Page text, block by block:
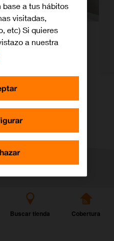
en la sede
en León un
en situación de
Buscar tienda Cobertura
a tus hábitos
visitadas,
etc) Si quieres
a nuestra